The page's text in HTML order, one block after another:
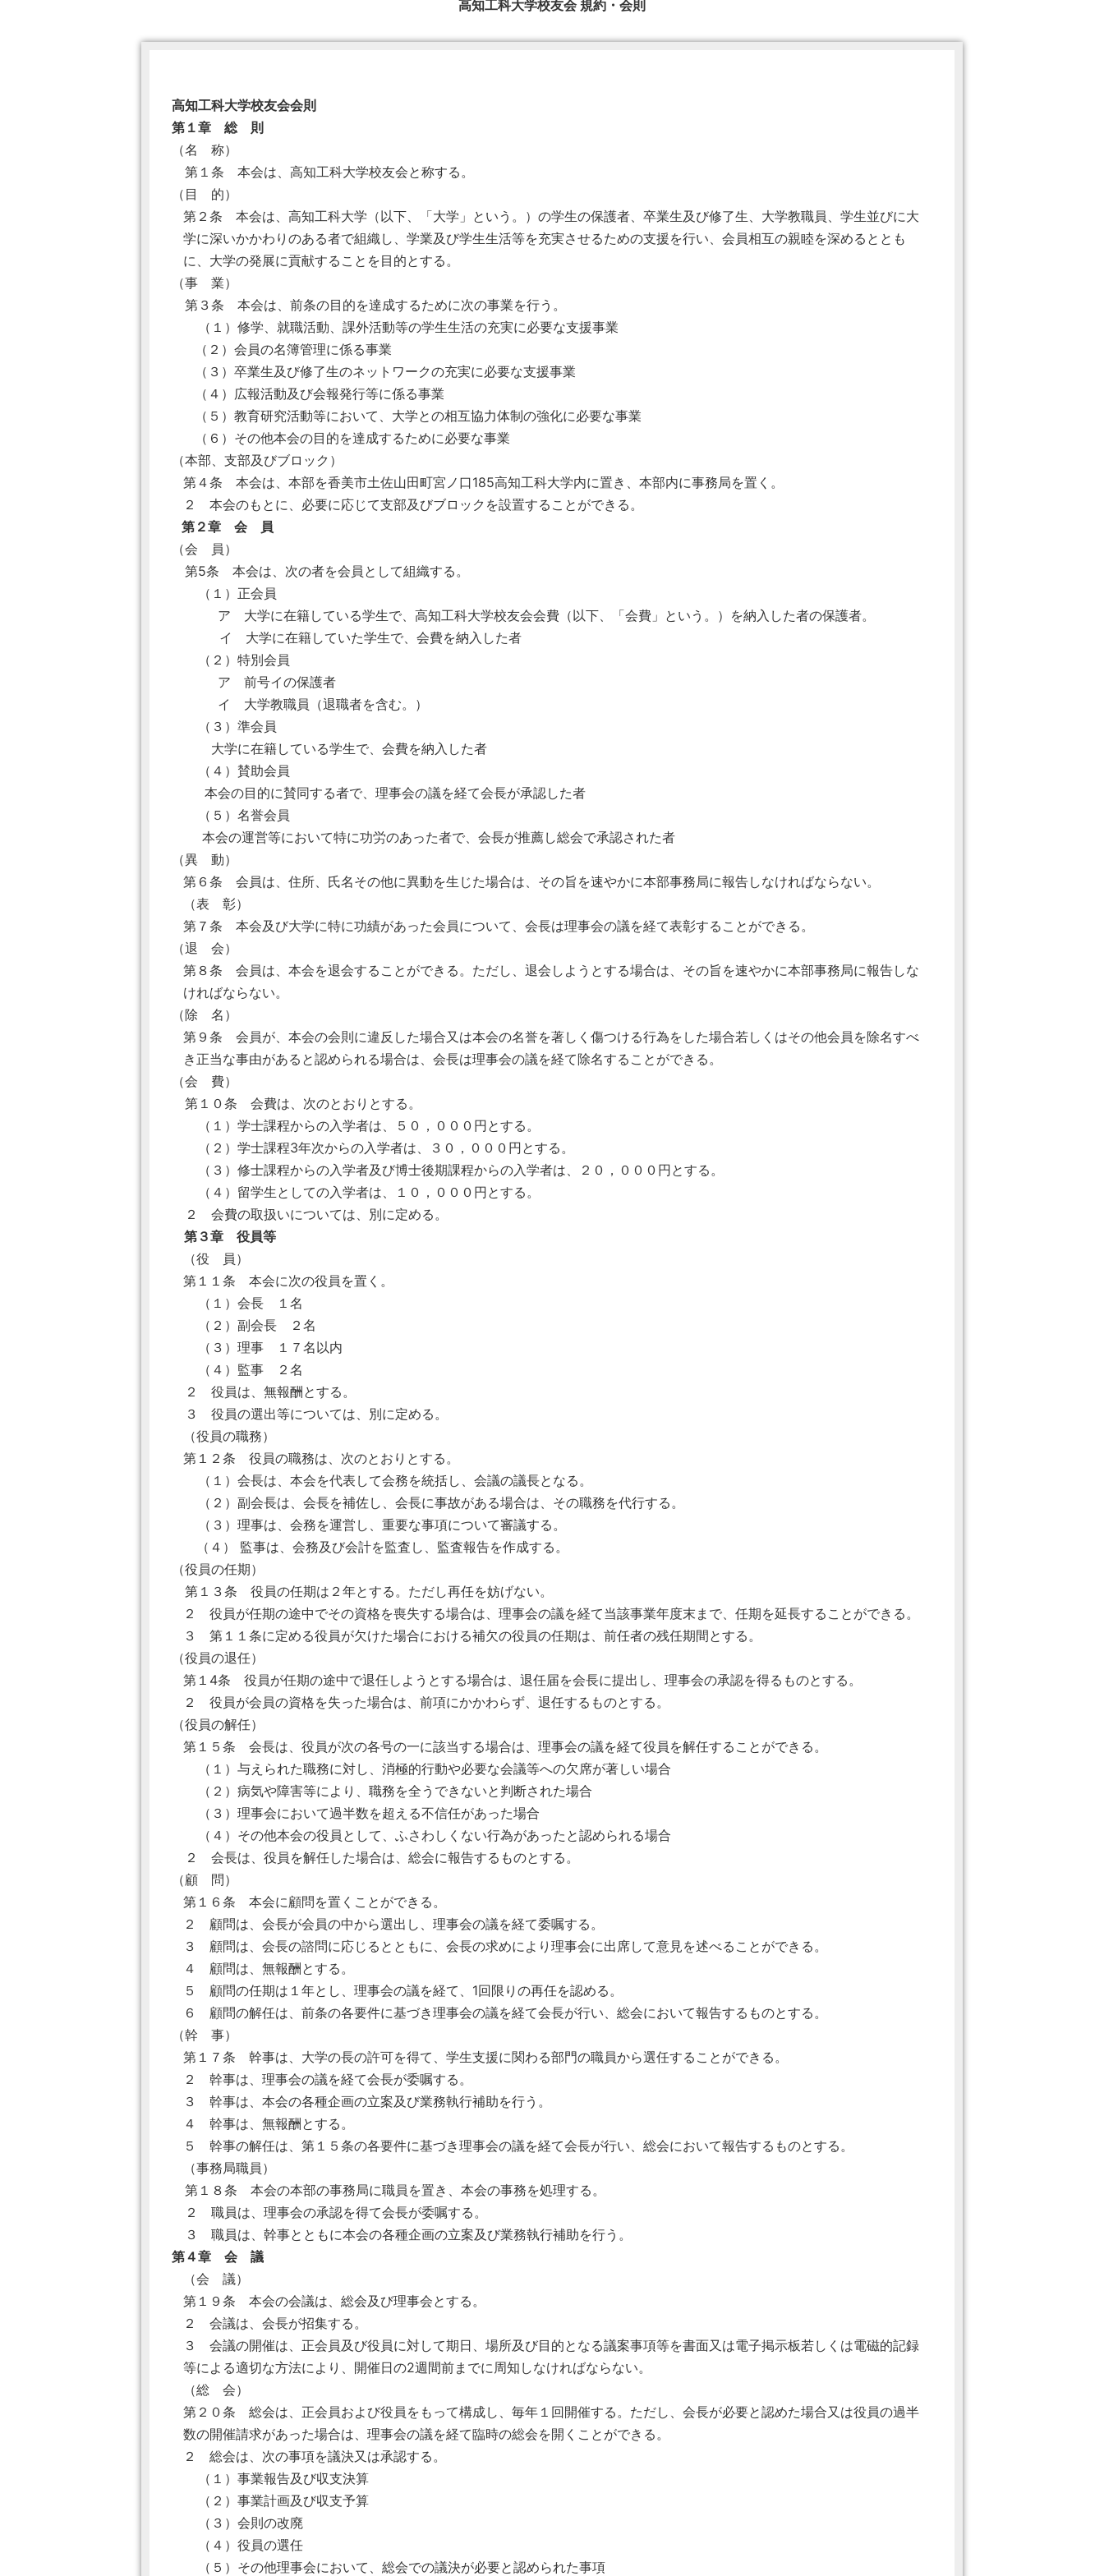
高知工科大学校友会 規約・会則
高知工科大学校友会会則
第１章 総 則
（名 称）
第１条 本会は、高知工科大学校友会と称する。
（目 的）
第２条 本会は、高知工科大学（以下、「大学」という。）の学生の保護者、卒業生及び修了生、大学教職員、学生並びに大
学に深いかかわりのある者で組織し、学業及び学生生活等を充実させるための支援を行い、会員相互の親睦を深めるととも
に、大学の発展に貢献することを目的とする。
（事 業）
第３条 本会は、前条の目的を達成するために次の事業を行う。
（１）修学、就職活動、課外活動等の学生生活の充実に必要な支援事業
（２）会員の名簿管理に係る事業
（３）卒業生及び修了生のネットワークの充実に必要な支援事業
（４）広報活動及び会報発行等に係る事業
（５）教育研究活動等において、大学との相互協力体制の強化に必要な事業
（６）その他本会の目的を達成するために必要な事業
（本部、支部及びブロック）
第４条 本会は、本部を香美市土佐山田町宮ノ口185高知工科大学内に置き、本部内に事務局を置く。
２ 本会のもとに、必要に応じて支部及びブロックを設置することができる。
第２章 会 員
（会 員）
第5条 本会は、次の者を会員として組織する。
（１）正会員
ア 大学に在籍している学生で、高知工科大学校友会会費（以下、「会費」という。）を納入した者の保護者。
イ 大学に在籍していた学生で、会費を納入した者
（２）特別会員
ア 前号イの保護者
イ 大学教職員（退職者を含む。）
（３）準会員
大学に在籍している学生で、会費を納入した者
（４）賛助会員
本会の目的に賛同する者で、理事会の議を経て会長が承認した者
（５）名誉会員
本会の運営等において特に功労のあった者で、会長が推薦し総会で承認された者
（異 動）
第６条 会員は、住所、氏名その他に異動を生じた場合は、その旨を速やかに本部事務局に報告しなければならない。
（表 彰）
第７条 本会及び大学に特に功績があった会員について、会長は理事会の議を経て表彰することができる。
（退 会）
第８条 会員は、本会を退会することができる。ただし、退会しようとする場合は、その旨を速やかに本部事務局に報告しな
ければならない。
（除 名）
第９条 会員が、本会の会則に違反した場合又は本会の名誉を著しく傷つける行為をした場合若しくはその他会員を除名すべ
き正当な事由があると認められる場合は、会長は理事会の議を経て除名することができる。
（会 費）
第１０条 会費は、次のとおりとする。
（１）学士課程からの入学者は、５０，０００円とする。
（２）学士課程3年次からの入学者は、３０，０００円とする。
（３）修士課程からの入学者及び博士後期課程からの入学者は、２０，０００円とする。
（４）留学生としての入学者は、１０，０００円とする。
２ 会費の取扱いについては、別に定める。
第３章 役員等
（役 員）
第１１条 本会に次の役員を置く。
（１）会長 １名
（２）副会長 ２名
（３）理事 １７名以内
（４）監事 ２名
２ 役員は、無報酬とする。
３ 役員の選出等については、別に定める。
（役員の職務）
第１２条 役員の職務は、次のとおりとする。
（１）会長は、本会を代表して会務を統括し、会議の議長となる。
（２）副会長は、会長を補佐し、会長に事故がある場合は、その職務を代行する。
（３）理事は、会務を運営し、重要な事項について審議する。
（４） 監事は、会務及び会計を監査し、監査報告を作成する。
（役員の任期）
第１３条 役員の任期は２年とする。ただし再任を妨げない。
２ 役員が任期の途中でその資格を喪失する場合は、理事会の議を経て当該事業年度末まで、任期を延長することができる。
３ 第１１条に定める役員が欠けた場合における補欠の役員の任期は、前任者の残任期間とする。
（役員の退任）
第１4条 役員が任期の途中で退任しようとする場合は、退任届を会長に提出し、理事会の承認を得るものとする。
２ 役員が会員の資格を失った場合は、前項にかかわらず、退任するものとする。
（役員の解任）
第１５条 会長は、役員が次の各号の一に該当する場合は、理事会の議を経て役員を解任することができる。
（１）与えられた職務に対し、消極的行動や必要な会議等への欠席が著しい場合
（２）病気や障害等により、職務を全うできないと判断された場合
（３）理事会において過半数を超える不信任があった場合
（４）その他本会の役員として、ふさわしくない行為があったと認められる場合
２ 会長は、役員を解任した場合は、総会に報告するものとする。
（顧 問）
第１６条 本会に顧問を置くことができる。
２ 顧問は、会長が会員の中から選出し、理事会の議を経て委嘱する。
３ 顧問は、会長の諮問に応じるとともに、会長の求めにより理事会に出席して意見を述べることができる。
４ 顧問は、無報酬とする。
５ 顧問の任期は１年とし、理事会の議を経て、1回限りの再任を認める。
６ 顧問の解任は、前条の各要件に基づき理事会の議を経て会長が行い、総会において報告するものとする。
（幹 事）
第１７条 幹事は、大学の長の許可を得て、学生支援に関わる部門の職員から選任することができる。
２ 幹事は、理事会の議を経て会長が委嘱する。
３ 幹事は、本会の各種企画の立案及び業務執行補助を行う。
４ 幹事は、無報酬とする。
５ 幹事の解任は、第１５条の各要件に基づき理事会の議を経て会長が行い、総会において報告するものとする。
（事務局職員）
第１８条 本会の本部の事務局に職員を置き、本会の事務を処理する。
２ 職員は、理事会の承認を得て会長が委嘱する。
３ 職員は、幹事とともに本会の各種企画の立案及び業務執行補助を行う。
第４章 会 議
（会 議）
第１９条 本会の会議は、総会及び理事会とする。
２ 会議は、会長が招集する。
３ 会議の開催は、正会員及び役員に対して期日、場所及び目的となる議案事項等を書面又は電子掲示板若しくは電磁的記録
等による適切な方法により、開催日の2週間前までに周知しなければならない。
（総 会）
第２０条 総会は、正会員および役員をもって構成し、毎年１回開催する。ただし、会長が必要と認めた場合又は役員の過半
数の開催請求があった場合は、理事会の議を経て臨時の総会を開くことができる。
２ 総会は、次の事項を議決又は承認する。
（１）事業報告及び収支決算
（２）事業計画及び収支予算
（３）会則の改廃
（４）役員の選任
（５）その他理事会において、総会での議決が必要と認められた事項